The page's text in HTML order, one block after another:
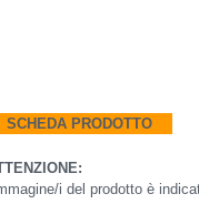
SCHEDA PRODOTTO
i del prodotto è